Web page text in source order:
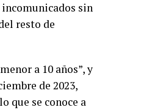
sin
resto de
a 10 años”, y
de 2023,
que se conoce a